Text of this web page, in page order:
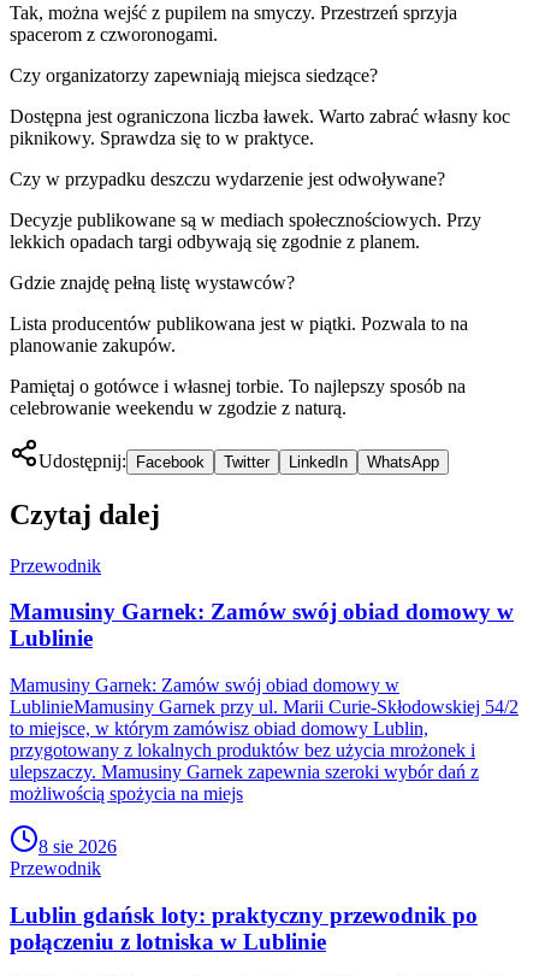
Tak, można wejść z pupilem na smyczy. Przestrzeń sprzyja
spacerom z czworonogami.
Czy organizatorzy zapewniają miejsca siedzące?
Dostępna jest ograniczona liczba ławek. Warto zabrać własny koc
piknikowy. Sprawdza się to w praktyce.
Czy w przypadku deszczu wydarzenie jest odwoływane?
Decyzje publikowane są w mediach społecznościowych. Przy
lekkich opadach targi odbywają się zgodnie z planem.
Gdzie znajdę pełną listę wystawców?
Lista producentów publikowana jest w piątki. Pozwala to na
planowanie zakupów.
Pamiętaj o gotówce i własnej torbie. To najlepszy sposób na
celebrowanie weekendu w zgodzie z naturą.
Udostępnij: Facebook Twitter LinkedIn WhatsApp
Czytaj dalej
Przewodnik
Mamusiny Garnek: Zamów swój obiad domowy w
Lublinie
Mamusiny Garnek: Zamów swój obiad domowy w
LublinieMamusiny Garnek przy ul. Marii Curie-Skłodowskiej 54/2
to miejsce, w którym zamówisz obiad domowy Lublin,
przygotowany z lokalnych produktów bez użycia mrożonek i
ulepszaczy. Mamusiny Garnek zapewnia szeroki wybór dań z
możliwością spożycia na miejs
8 sie 2026
Przewodnik
Lublin gdańsk loty: praktyczny przewodnik po
połączeniu z lotniska w Lublinie